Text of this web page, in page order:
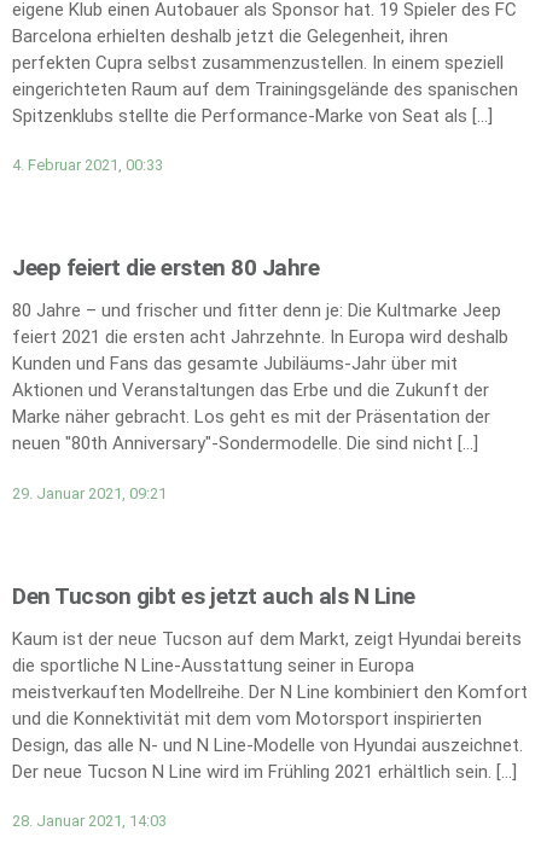
eigene Klub einen Autobauer als Sponsor hat. 19 Spieler des FC
Barcelona erhielten deshalb jetzt die Gelegenheit, ihren
perfekten Cupra selbst zusammenzustellen. In einem speziell
eingerichteten Raum auf dem Trainingsgelände des spanischen
Spitzenklubs stellte die Performance-Marke von Seat als […]
4. Februar 2021, 00:33
Jeep feiert die ersten 80 Jahre
80 Jahre – und frischer und fitter denn je: Die Kultmarke Jeep
feiert 2021 die ersten acht Jahrzehnte. In Europa wird deshalb
Kunden und Fans das gesamte Jubiläums-Jahr über mit
Aktionen und Veranstaltungen das Erbe und die Zukunft der
Marke näher gebracht. Los geht es mit der Präsentation der
neuen "80th Anniversary"-Sondermodelle. Die sind nicht […]
29. Januar 2021, 09:21
Den Tucson gibt es jetzt auch als N Line
Kaum ist der neue Tucson auf dem Markt, zeigt Hyundai bereits
die sportliche N Line-Ausstattung seiner in Europa
meistverkauften Modellreihe. Der N Line kombiniert den Komfort
und die Konnektivität mit dem vom Motorsport inspirierten
Design, das alle N- und N Line-Modelle von Hyundai auszeichnet.
Der neue Tucson N Line wird im Frühling 2021 erhältlich sein. […]
28. Januar 2021, 14:03